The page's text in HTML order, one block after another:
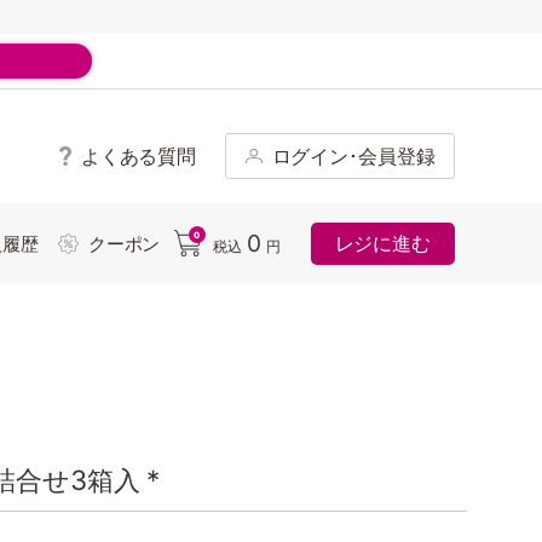
よくある質問 ログイン･会員登録
歴 クーポン 0
税込 0 円 レジに進む
合せ3箱入 *